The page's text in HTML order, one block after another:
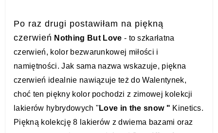
Po raz drugi postawiłam na piękną
czerwień Nothing But Love - to szkarłatna
czerwień, kolor bezwarunkowej miłości i
namiętności. Jak sama nazwa wskazuje, piękna
czerwień idealnie nawiązuje też do Walentynek,
choć ten piękny kolor pochodzi z zimowej kolekcji
lakierów hybrydowych " Love in the snow " Kinetics.
Piękną kolekcję 8 lakierów z dwiema bazami oraz